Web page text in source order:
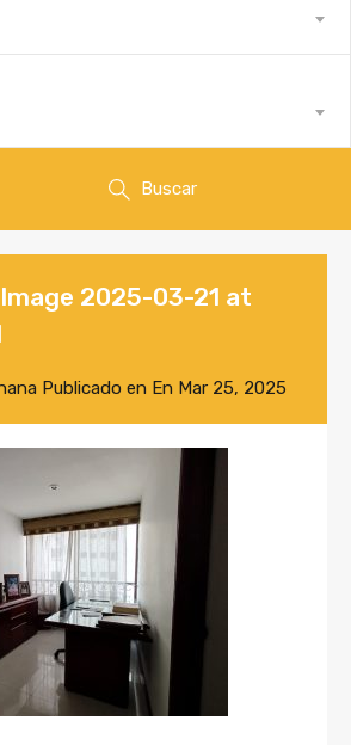
Buscar
2025-03-21 at
Publicado en En Mar 25, 2025